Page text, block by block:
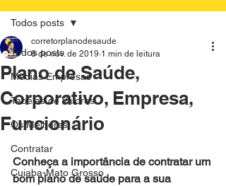
Todos posts
Medias Empresas
Tabelas de Valores
Os Melhores
Contratar
Cuiaba-Mato Grosso
Todos posts
Plano de Saúde,
Corporativo, Empresa,
Funcionário
corretorplanodesaude
8 de nov. de 2019 1 min de leitura
Conheça a importância de contratar um
bom plano de saúde para a sua